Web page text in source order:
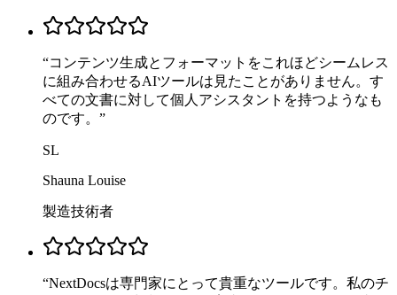
“コンテンツ生成とフォーマットをこれほどシームレス
に組み合わせるAIツールは見たことがありません。す
べての文書に対して個人アシスタントを持つようなも
のです。 ”
SL
Shauna Louise
製造技術者
“NextDocsは専門家にとって貴重なツールです。私のチ